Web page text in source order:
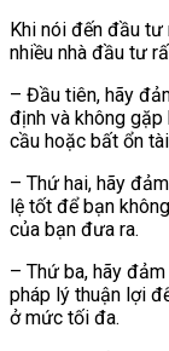
Khi nói đến đầu
nhiều nhà đầu tư
– Đầu tiên, hãy
định và không
cầu hoặc bất ổn
– Thứ hai, hãy
lệ tốt để bạn
của bạn đưa ra.
– Thứ ba, hãy
pháp lý thuận lợi
ở mức tối đa.